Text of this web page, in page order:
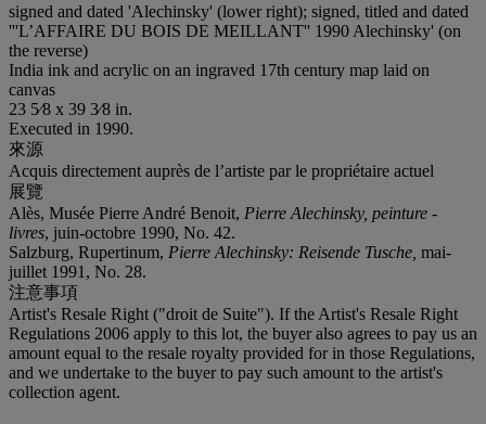
signed and dated 'Alechinsky' (lower right); signed, titled and dated
'''L’AFFAIRE DU BOIS DE MEILLANT'' 1990 Alechinsky' (on
the reverse)
India ink and acrylic on an ingraved 17th century map laid on
canvas
23 5⁄8 x 39 3⁄8 in.
Executed in 1990.
來源
Acquis directement auprès de l’artiste par le propriétaire actuel
展覽
Alès, Musée Pierre André Benoit, Pierre Alechinsky, peinture -
livres, juin-octobre 1990, No. 42.
Salzburg, Rupertinum, Pierre Alechinsky: Reisende Tusche, mai-
juillet 1991, No. 28.
注意事項
Artist's Resale Right ("droit de Suite"). If the Artist's Resale Right
Regulations 2006 apply to this lot, the buyer also agrees to pay us an
amount equal to the resale royalty provided for in those Regulations,
and we undertake to the buyer to pay such amount to the artist's
collection agent.